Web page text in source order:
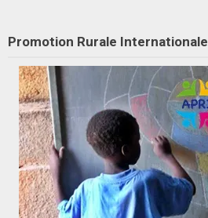
Promotion Rurale Internationale